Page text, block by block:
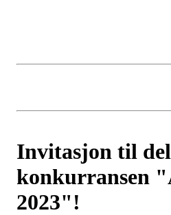
Invitasjon til
konkurransen
2023"!